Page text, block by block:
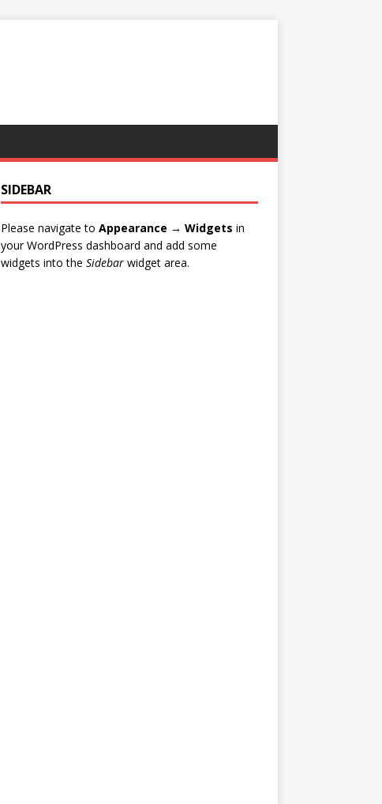
SIDEBAR
Please navigate to Appearance → Widgets in
your WordPress dashboard and add some
widgets into the Sidebarwidget area.